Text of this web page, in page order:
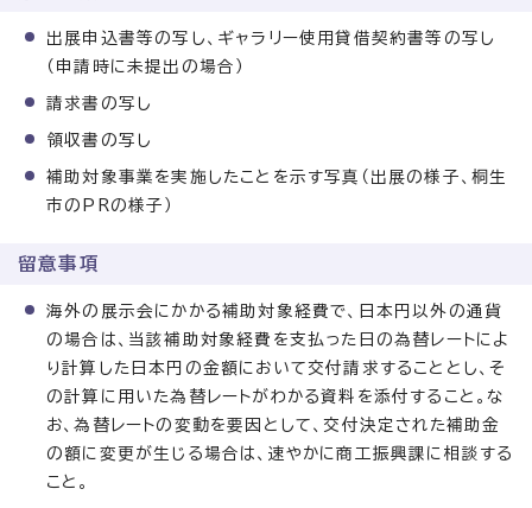
出展申込書等の写し、ギャラリー使用貸借契約書等の写し
（申請時に未提出の場合）
請求書の写し
領収書の写し
補助対象事業を実施したことを示す写真（出展の様子、桐生
市のPRの様子）
留意事項
海外の展示会にかかる補助対象経費で、日本円以外の通貨
の場合は、当該補助対象経費を支払った日の為替レートによ
り計算した日本円の金額において交付請求することとし、そ
の計算に用いた為替レートがわかる資料を添付すること。な
お、為替レートの変動を要因として、交付決定された補助金
の額に変更が生じる場合は、速やかに商工振興課に相談する
こと。